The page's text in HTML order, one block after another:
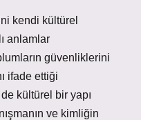
kendi kültürel
anlamlar
güvenliklerini
ifade ettiği
kültürel bir yapı
ve kimliğin